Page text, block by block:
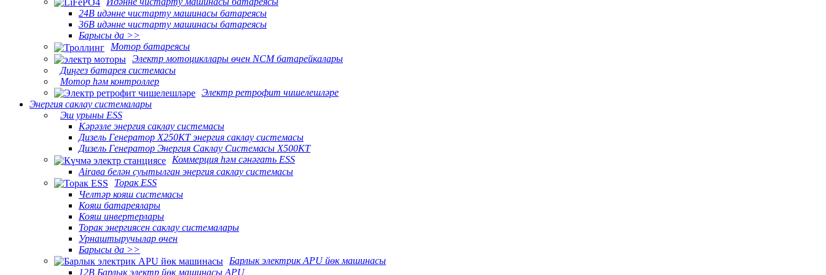
24В идәнне чистарту машинасы батареясы
36В идәнне чистарту машинасы батареясы
Барысы да >>
Мотор батареясы
Электр мотоцикллары өчен NCM батарейкалары
Диңгез батарея системасы
Мотор һәм контроллер
Электр ретрофит чишелешләре
Энергия саклау системалары
Эш урыны ESS
Кәрәзле энергия саклау системасы
Дизель Генератор X250KT энергия саклау системасы
Дизель Генератор Энергия Саклау Системасы X500KT
Коммерция һәм сәнәгать ESS
Airава белән суытылган энергия саклау системасы
Торак ESS
Челтәр кояш системасы
Кояш батареялары
Кояш инвертерлары
Торак энергиясен саклау системалары
Урнаштыручылар өчен
Барысы да >>
Барлык электрик APU йөк машинасы
12В Барлык электр йөк машинасы APU